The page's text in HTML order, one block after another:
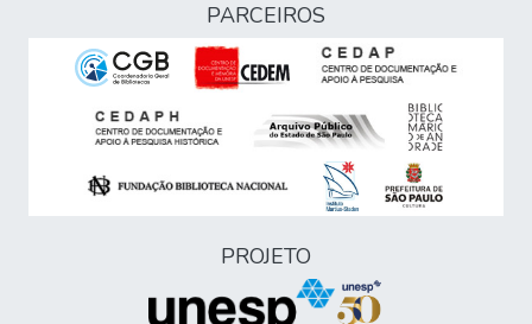
PARCEIROS
PROJETO